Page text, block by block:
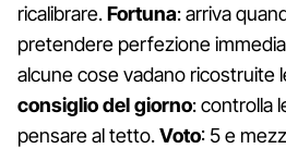
ricalibrare.Fortuna: arriva
pretendere perfezione
alcune cose vadano ricostruite
consiglio del giorno: controlla
pensare al tetto.Voto: 5 e